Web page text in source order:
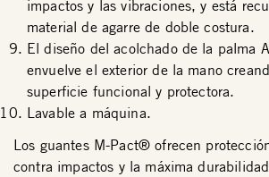
impactos y las vibraciones, y está
material de agarre de doble costura.
El diseño del acolchado de la palma
envuelve el exterior de la mano
superficie funcional y protectora.
Lavable a máquina.
Los guantes M-Pact® ofrecen
contra impactos y la máxima